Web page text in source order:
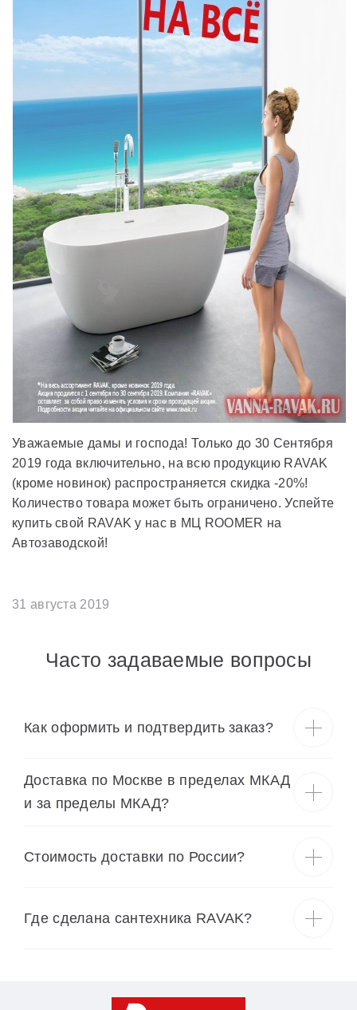
Сиденья OVO для душевых уголков
Полотенцесушители
Гидромассаж для ванны
Душевые каналы
Умывальники
Средства ухода
Уважаемые дамы и господа! Только до 30 Сентября
2019 года включительно, на всю продукцию RAVAK
(кроме новинок) распространяется скидка -20%!
Количество товара может быть ограничено. Успейте
купить свой RAVAK у нас в МЦ ROOMER на
Автозаводской!
31 августа 2019
Часто задаваемые вопросы
Как оформить и подтвердить заказ?
Доставка по Москве в пределах МКАД
и за пределы МКАД?
Cтоимость доставки по России?
Где сделана сантехника RAVAK?